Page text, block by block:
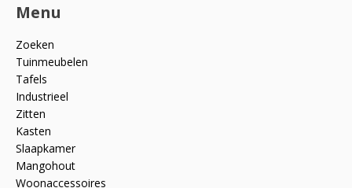
Menu
Zoeken
Tuinmeubelen
Tafels
Industrieel
Zitten
Kasten
Slaapkamer
Mangohout
Woonaccessoires